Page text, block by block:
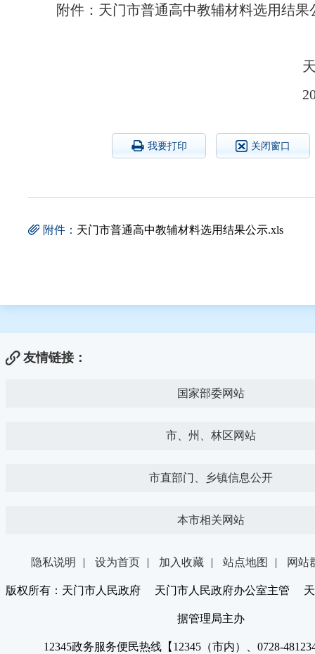
附件：天门市普通高中教辅材料选用结果
我要打印 关闭窗口
附件： 天门市普通高中教辅材料选用结果公示.xls
友情链接：
国家部委网站
市、州、林区网站
市直部门、乡镇信息公开
本市相关网站
隐私说明 | 设为首页 | 加入收藏 | 站点地图 | 网站
版权所有：天门市人民政府 天门市人民政府办公室主管 天
据管理局主办
12345政务服务便民热线【12345（市内）、0728-